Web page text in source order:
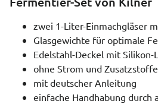
zwei 1-Liter-Einmachgläser
Glasgewichte für optimale
Edelstahl-Deckel mit
ohne Strom und Zusatzstoffe
mit deutscher Anleitung
einfache Handhabung durch